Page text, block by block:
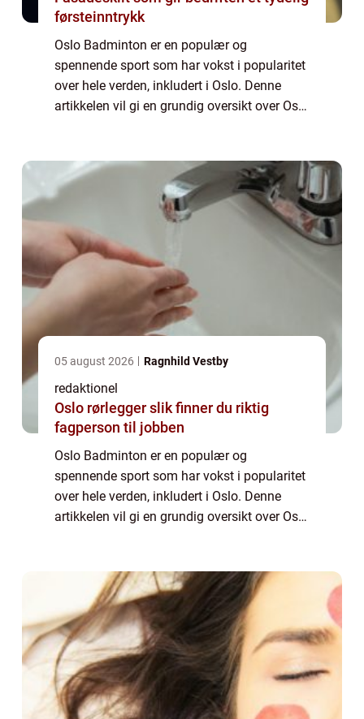
førsteinntrykk
Oslo Badminton er en populær og
spennende sport som har vokst i popularitet
over hele verden, inkludert i Oslo. Denne
artikkelen vil gi en grundig oversikt over Oslo
05 august 2026 Ragnhild Vestby
redaktionel
Oslo rørlegger slik finner du riktig
fagperson til jobben
Oslo Badminton er en populær og
spennende sport som har vokst i popularitet
over hele verden, inkludert i Oslo. Denne
artikkelen vil gi en grundig oversikt over Oslo